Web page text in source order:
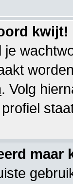
kwijt!
. Volg
maar